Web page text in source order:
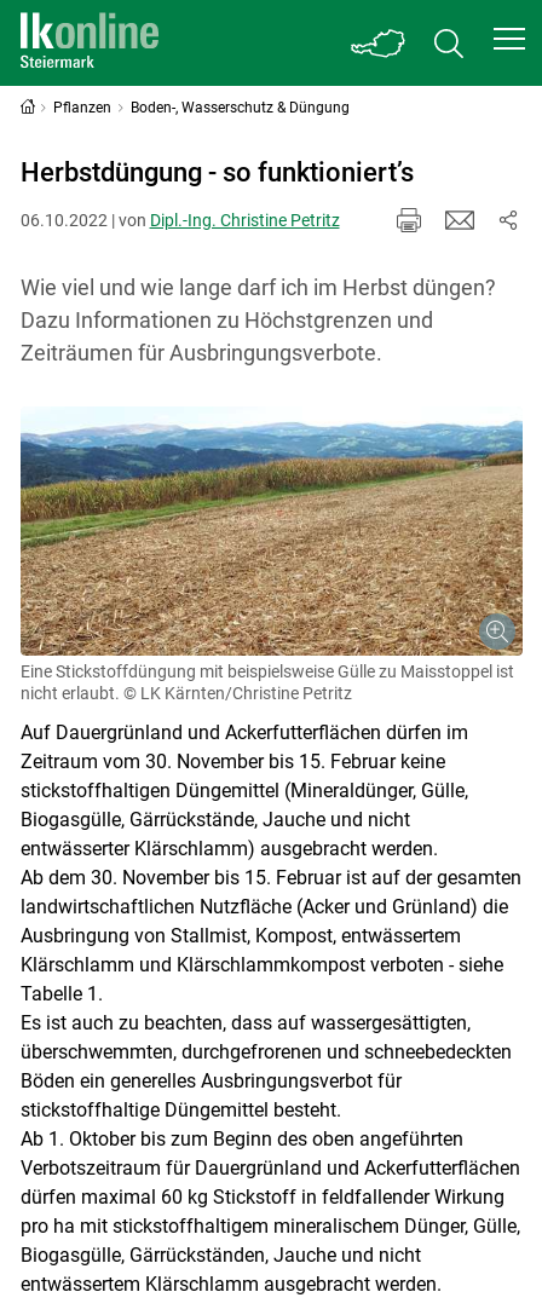
Pflanzen Boden-, Wasserschutz & Düngung
Herbstdüngung - so funktioniert’s
06.10.2022 | von Dipl.-Ing. Christine Petritz
Wie viel und wie lange darf ich im Herbst düngen?
Dazu Informationen zu Höchstgrenzen und
Zeiträumen für Ausbringungsverbote.
Eine Stickstoffdüngung mit beispielsweise Gülle zu Maisstoppel ist
nicht erlaubt. © LK Kärnten/Christine Petritz
Auf Dauergrünland und Ackerfutterflächen dürfen im
Zeitraum vom 30. November bis 15. Februar keine
stickstoffhaltigen Düngemittel (Mineraldünger, Gülle,
Biogasgülle, Gärrückstände, Jauche und nicht
entwässerter Klärschlamm) ausgebracht werden.
Ab dem 30. November bis 15. Februar ist auf der gesamten
landwirtschaftlichen Nutzfläche (Acker und Grünland) die
Ausbringung von Stallmist, Kompost, entwässertem
Klärschlamm und Klärschlammkompost verboten - siehe
Tabelle 1.
Es ist auch zu beachten, dass auf wassergesättigten,
überschwemmten, durchgefrorenen und schneebedeckten
Böden ein generelles Ausbringungsverbot für
stickstoffhaltige Düngemittel besteht.
Ab 1. Oktober bis zum Beginn des oben angeführten
Verbotszeitraum für Dauergrünland und Ackerfutterflächen
dürfen maximal 60 kg Stickstoff in feldfallender Wirkung
pro ha mit stickstoffhaltigem mineralischem Dünger, Gülle,
Biogasgülle, Gärrückständen, Jauche und nicht
entwässertem Klärschlamm ausgebracht werden.